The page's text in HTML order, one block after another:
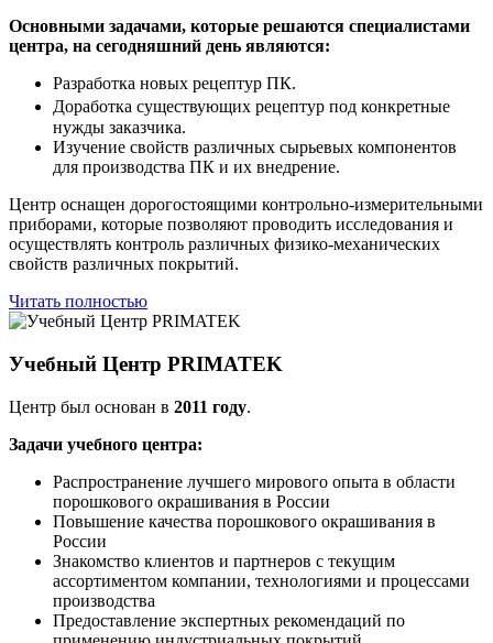
Основными задачами, которые решаются специалистами
центра, на сегодняшний день являются:
Разработка новых рецептур ПК.
Доработка существующих рецептур под конкретные
нужды заказчика.
Изучение свойств различных сырьевых компонентов
для производства ПК и их внедрение.
Центр оснащен дорогостоящими контрольно-измерительными
приборами, которые позволяют проводить исследования и
осуществлять контроль различных физико-механических
свойств различных покрытий.
Читать полностью
Учебный Центр PRIMATEK
Центр был основан в 2011 году.
Задачи учебного центра:
Распространение лучшего мирового опыта в области
порошкового окрашивания в России
Повышение качества порошкового окрашивания в
России
Знакомство клиентов и партнеров с текущим
ассортиментом компании, технологиями и процессами
производства
Предоставление экспертных рекомендаций по